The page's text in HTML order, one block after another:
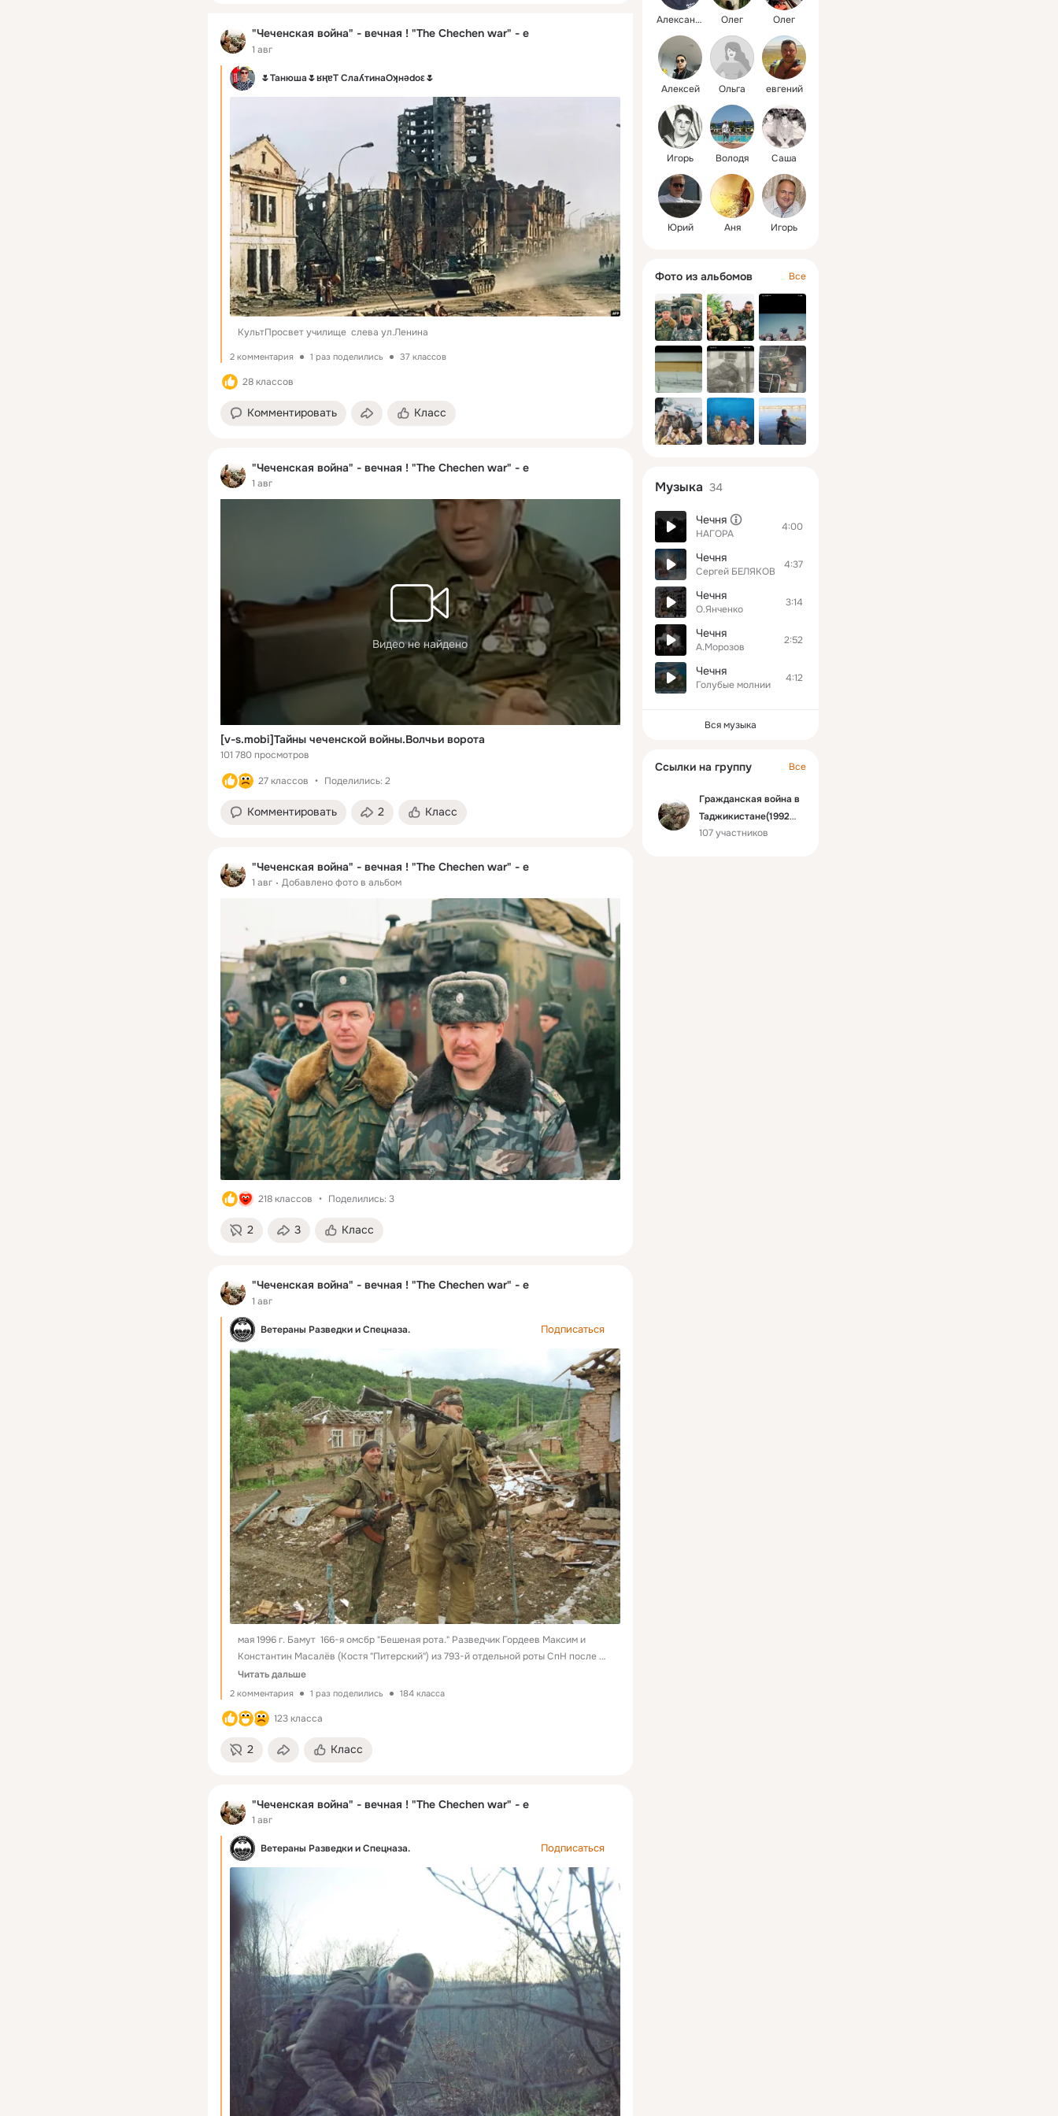
"Чеченская война" - вечная ! "The Chechen war" - e
1 авг
🌷Танюша🌷ʁңɐТ СлаʎтинаОʞнǝdоε🌷
2 комментария 1 раз поделились 37 классов
28 классов
Комментировать Класс
"Чеченская война" - вечная ! "The Chechen war" - e
1 авг
Видео не найдено
[v-s.mobi]Тайны чеченской войны.Волчьи ворота
101 780 просмотров
27 классов Поделились: 2
Комментировать 2 Класс
"Чеченская война" - вечная ! "The Chechen war" - e
1 авг Добавлено фото в альбом
218 классов Поделились: 3
2 3 Класс
"Чеченская война" - вечная ! "The Chechen war" - e
1 авг
Ветераны Разведки и Спецназа. Подписаться
мая 1996 г. Бамут  166-я омсбр "Бешеная рота." Разведчик Гордеев Максим и
Константин Масалёв (Костя "Питерский") из 793-й отдельной роты СпН после
штурма
Читать дальше
2 комментария 1 раз поделились 184 класса
123 класса
2 Класс
"Чеченская война" - вечная ! "The Chechen war" - e
1 авг
Ветераны Разведки и Спецназа. Подписаться
Александр Олег Олег
Алексей Ольга евгений
Игорь Володя Саша
Юрий Аня Игорь
Фото из альбомов Все
Музыка 34
Чечня
НАГОРА
4:00
Чечня
Сергей БЕЛЯКОВ
4:37
Чечня
О.Янченко
3:14
Чечня
А.Морозов
2:52
Чечня
Голубые молнии
4:12
Вся музыка
Ссылки на группу Все
Гражданская война в
Таджикистане(1992—
1997) и 99 .
107 участников